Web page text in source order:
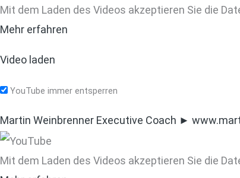
Mit dem Laden des Videos akzeptieren Sie die
Mehr erfahren
Video laden
YouTube immer entsperren
Martin Weinbrenner Executive Coach ►
Mit dem Laden des Videos akzeptieren Sie die